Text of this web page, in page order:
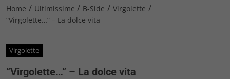
Home / Ultimissime / B-Side / Virgolette /
“Virgolette…” – La dolce vita
Virgolette
“Virgolette…” – La dolce vita